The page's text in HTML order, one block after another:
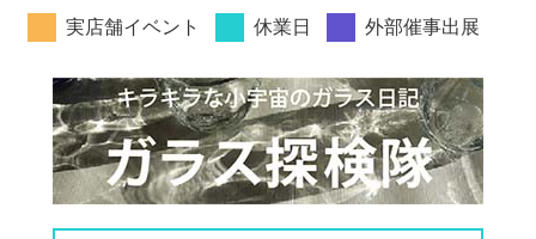
実店舗イベント 休業日 外部催事出展